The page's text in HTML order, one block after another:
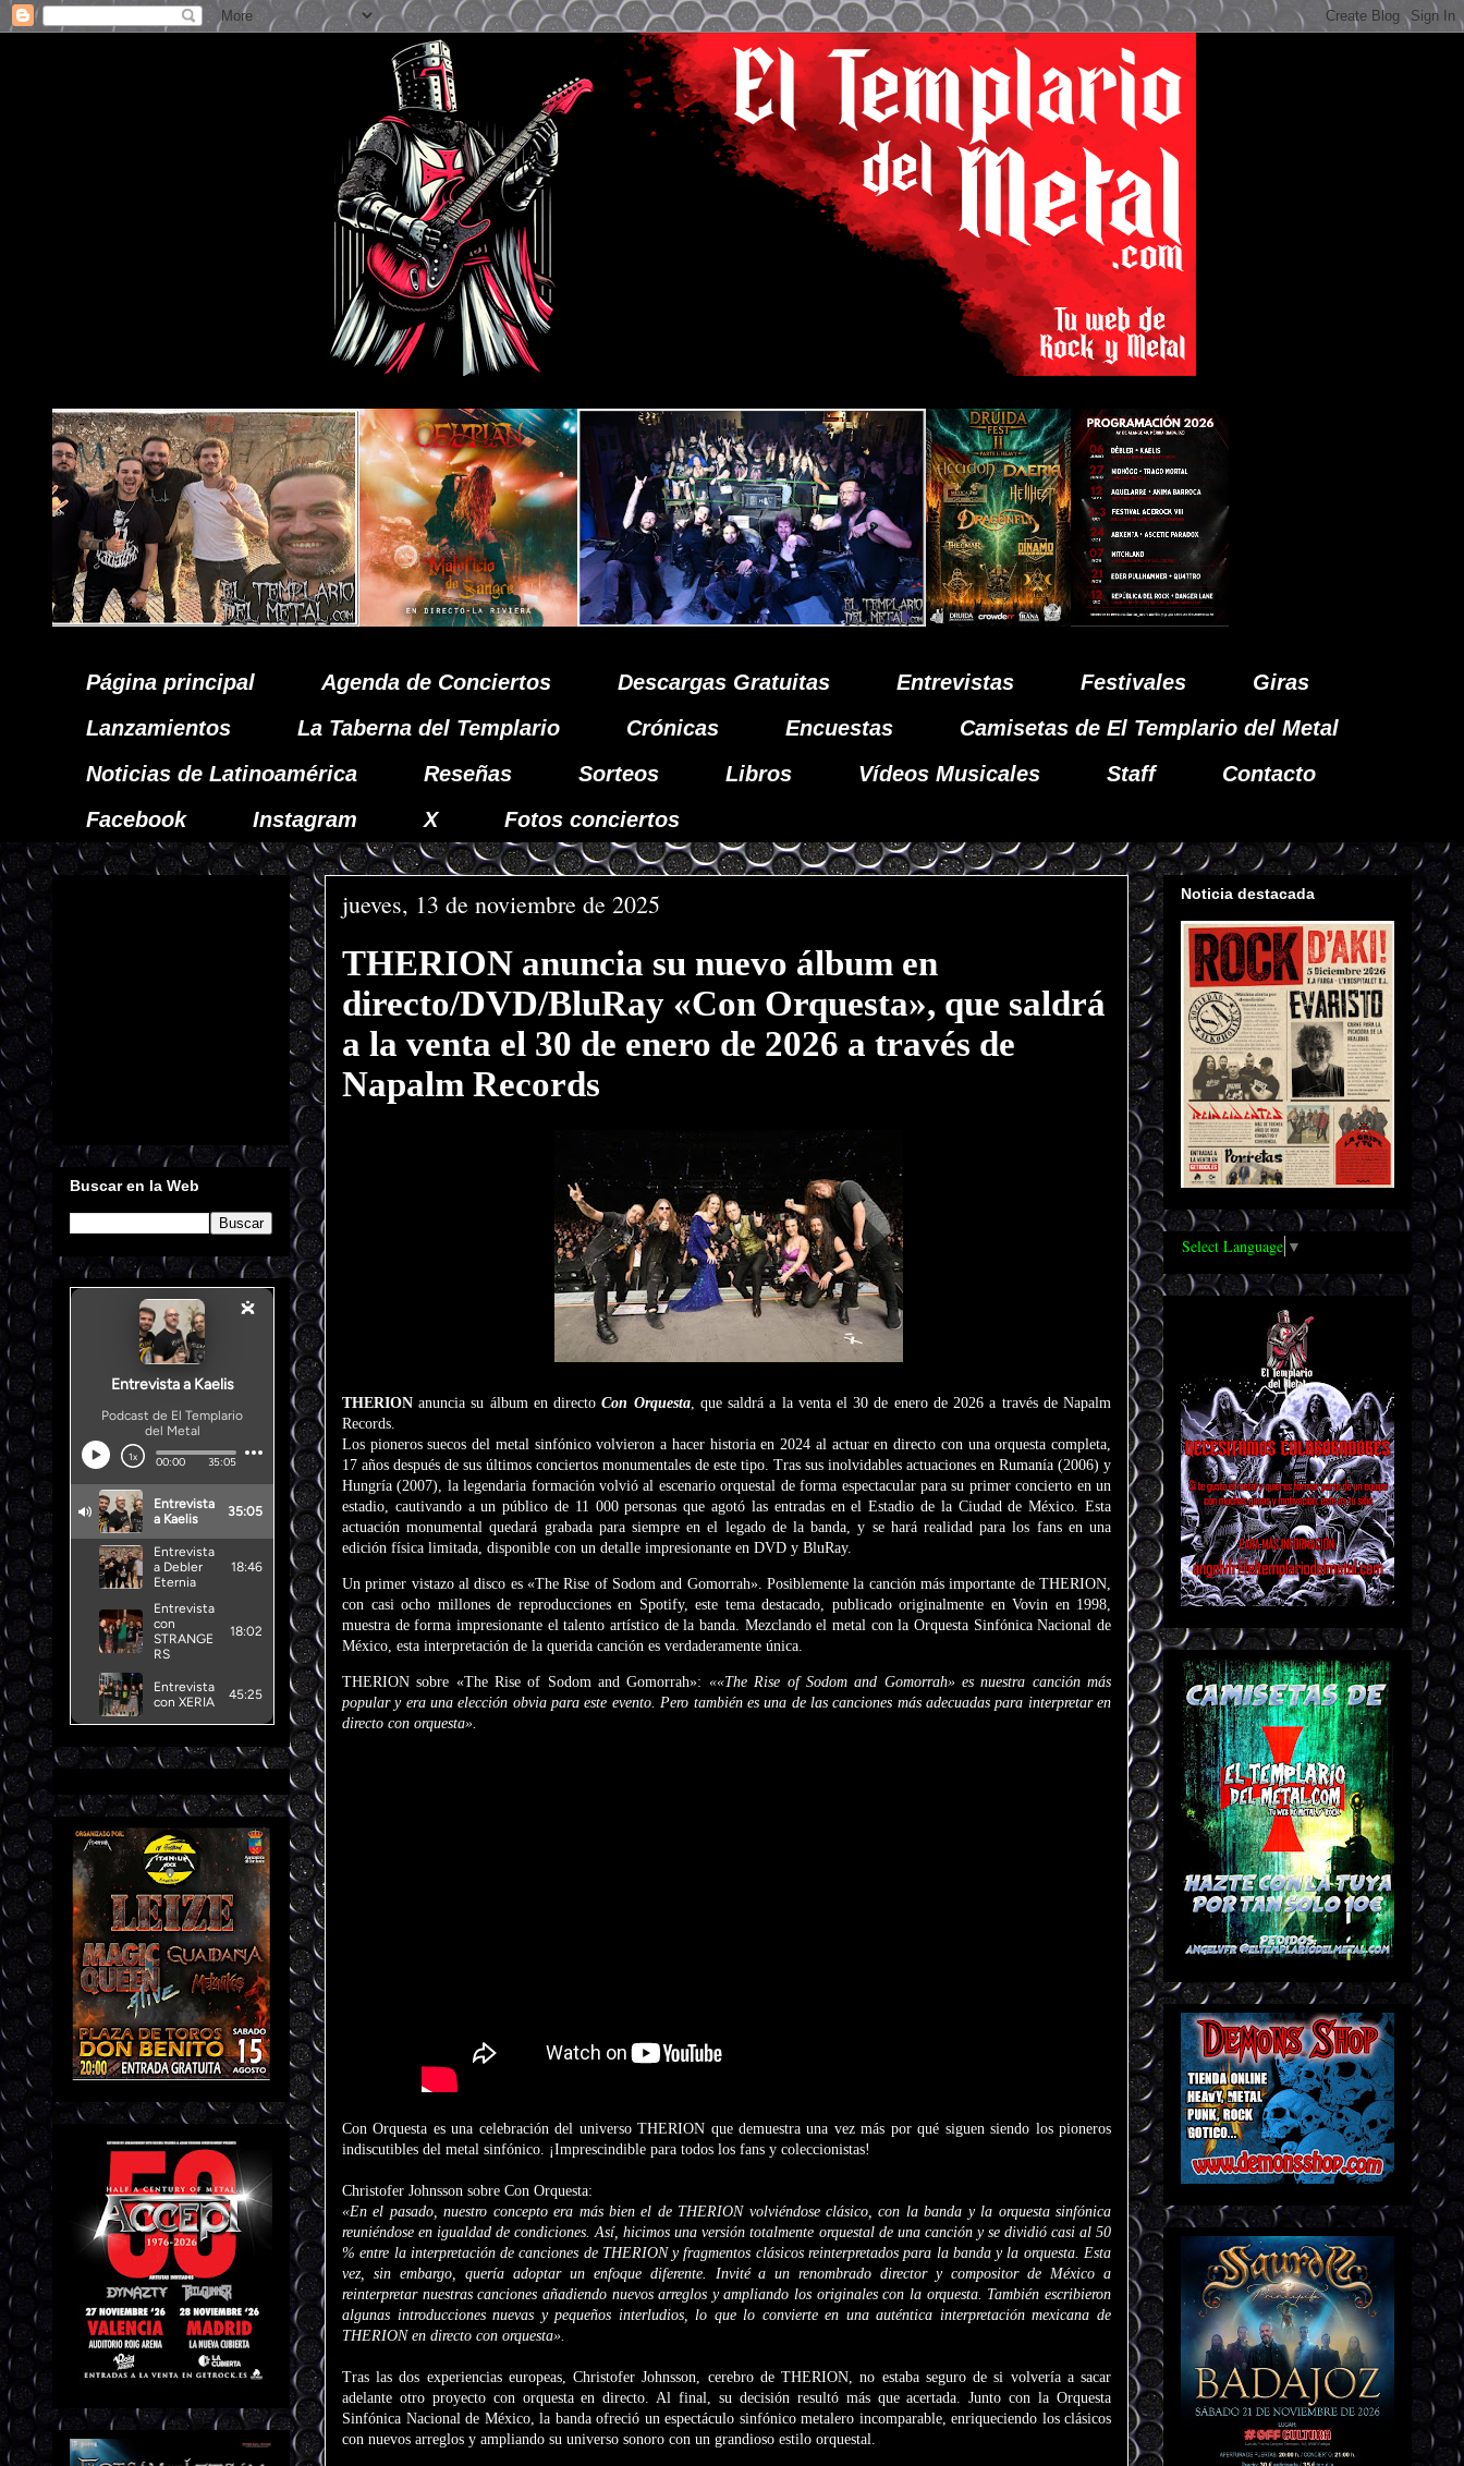
Página principal Agenda de Conciertos Descargas Gratuitas Entrevistas Festivales
Giras
Lanzamientos
La Taberna del Templario Crónicas Encuestas
Camisetas de El Templario del Metal
Noticias de Latinoamérica
Reseñas Sorteos Libros Vídeos Musicales Staff
Contacto
Facebook
Instagram X Fotos conciertos
jueves, 13 de noviembre de 2025
THERION anuncia su nuevo álbum en
directo/DVD/BluRay «Con Orquesta», que saldrá
a la venta el 30 de enero de 2026 a través de
Napalm Records
THERIONanuncia su álbum en directoCon Orquesta, que saldrá a la venta el 30 de enero de 2026 a través de Napalm
Records.
Los pioneros suecos del metal sinfónico volvieron a hacer historia en 2024 al actuar en directo con una orquesta completa,
17 años después de sus últimos conciertos monumentales de este tipo. Tras sus inolvidables actuaciones en Rumanía (2006) y
Hungría (2007), la legendaria formación volvió al escenario orquestal de forma espectacular para su primer concierto en un
estadio, cautivando a un público de 11 000 personas que agotó las entradas en el Estadio de la Ciudad de México. Esta
actuación monumental quedará grabada para siempre en el legado de la banda, y se hará realidad para los fans en una
edición física limitada, disponible con un detalle impresionante en DVD y BluRay.
Un primer vistazo al disco es «The Rise of Sodom and Gomorrah». Posiblemente la canción más importante de THERION,
con casi ocho millones de reproducciones en Spotify, este tema destacado, publicado originalmente en Vovin en 1998,
muestra de forma impresionante el talento artístico de la banda. Mezclando el metal con la Orquesta Sinfónica Nacional de
México, esta interpretación de la querida canción es verdaderamente única.
THERION sobre «The Rise of Sodom and Gomorrah»: ««The Rise of Sodom and Gomorrah» es nuestra canción más
popular y era una elección obvia para este evento. Pero también es una de las canciones más adecuadas para interpretar en
directo con orquesta».
Con Orquesta es una celebración del universo THERION que demuestra una vez más por qué siguen siendo los pioneros
indiscutibles del metal sinfónico. ¡Imprescindible para todos los fans y coleccionistas!
Christofer Johnsson sobre Con Orquesta:
«En el pasado, nuestro concepto era más bien el de THERION volviéndose clásico, con la banda y la orquesta sinfónica
reuniéndose en igualdad de condiciones. Así, hicimos una versión totalmente orquestal de una canción y se dividió casi al 50
% entre la interpretación de canciones de THERION y fragmentos clásicos reinterpretados para la banda y la orquesta. Esta
vez, sin embargo, quería adoptar un enfoque diferente. Invité a un renombrado director y compositor de México a
reinterpretar nuestras canciones añadiendo nuevos arreglos y ampliando los originales con la orquesta. También escribieron
algunas introducciones nuevas y pequeños interludios, lo que lo convierte en una auténtica interpretación mexicana de
THERION en directo con orquesta».
Tras las dos experiencias europeas, Christofer Johnsson, cerebro de THERION, no estaba seguro de si volvería a sacar
adelante otro proyecto con orquesta en directo. Al final, su decisión resultó más que acertada. Junto con la Orquesta
Sinfónica Nacional de México, la banda ofreció un espectáculo sinfónico metalero incomparable, enriqueciendo los clásicos
con nuevos arreglos y ampliando su universo sonoro con un grandioso estilo orquestal.
Buscar en la Web
Noticia destacada
Select Language ▼